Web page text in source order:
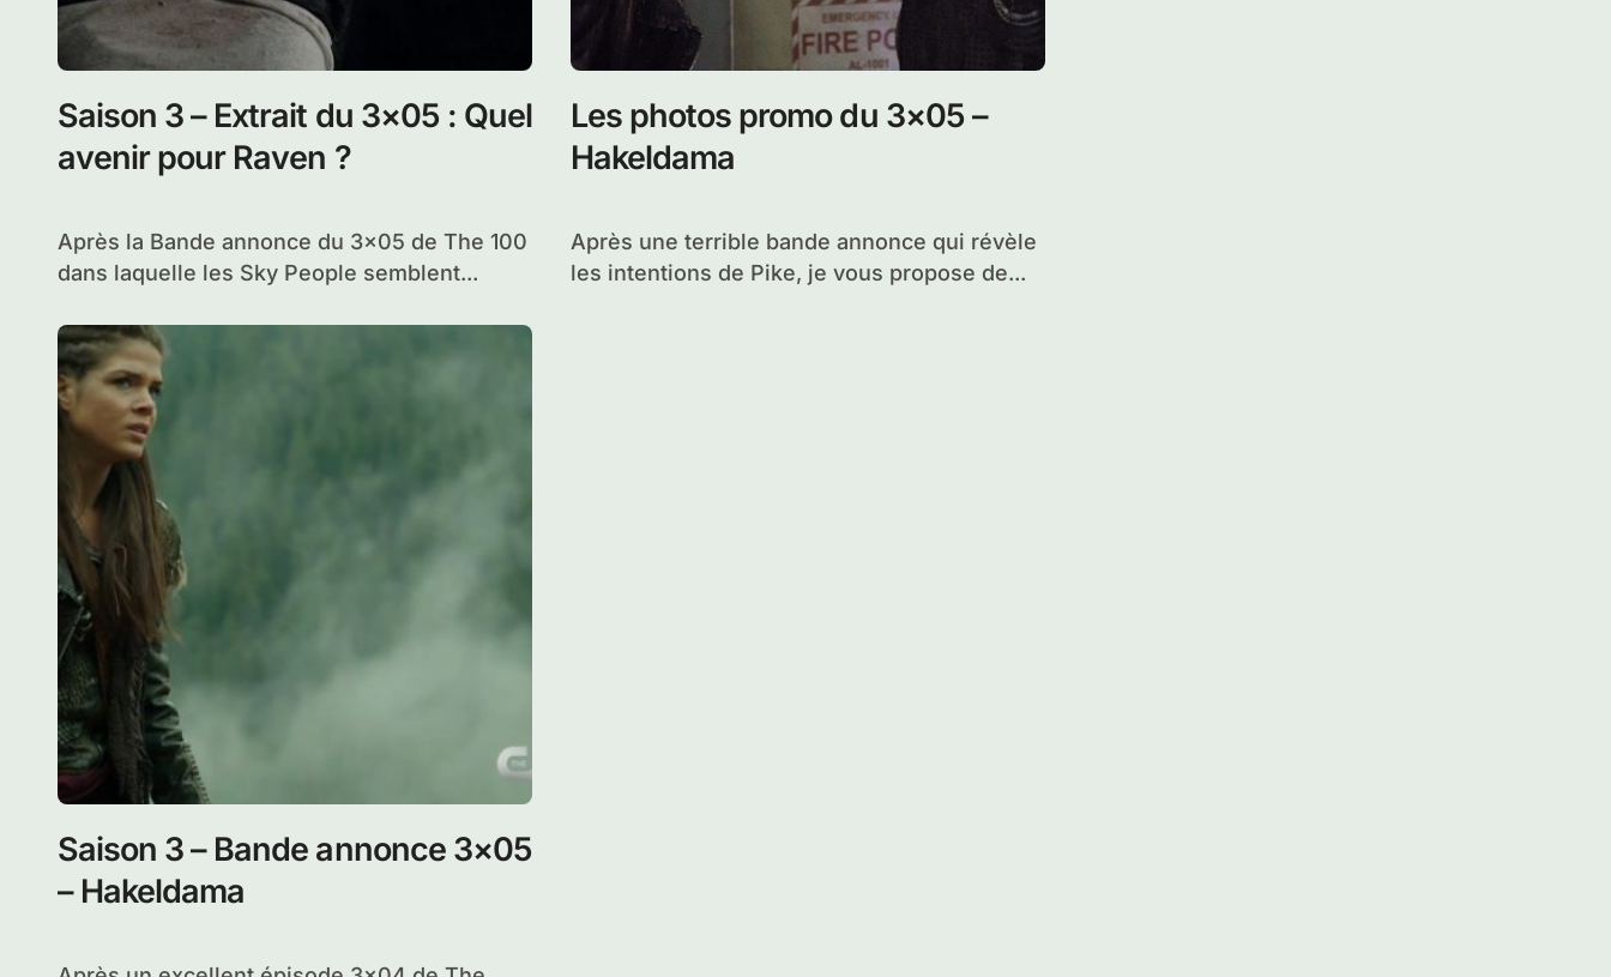
Saison 3 – Extrait du 3×05 : Quel
avenir pour Raven ?
Après la Bande annonce du 3×05 de The 100
dans laquelle les Sky People semblent...
Les photos promo du 3×05 –
Hakeldama
Après une terrible bande annonce qui révèle
les intentions de Pike, je vous propose de...
Saison 3 – Bande annonce 3×05
– Hakeldama